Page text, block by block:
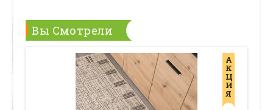
Вы Смотрели
А
К
Ц
И
Я